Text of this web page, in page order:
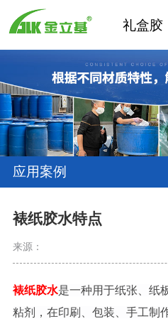
礼盒胶
应用案例
裱纸胶水特点
来源：
裱纸胶水是一种用于纸张、纸
粘剂，在印刷、包装、手工制